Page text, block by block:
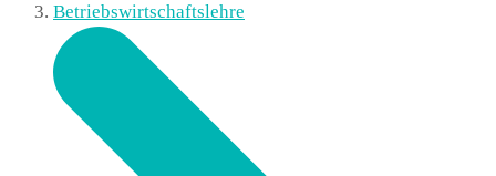
Betriebswirtschaftslehre